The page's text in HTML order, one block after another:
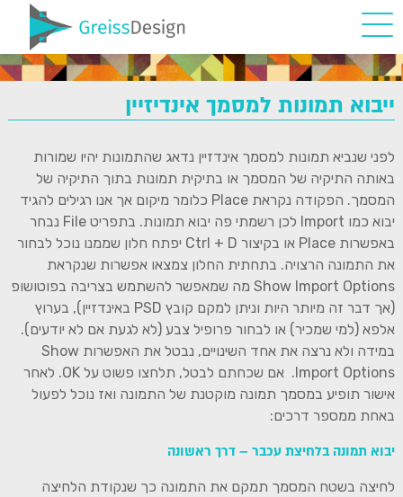
ייבוא תמונות למסמך אינדיזיין
לפני שנביא תמונות למסמך אינדזיין נדאג שהתמונות יהיו שמורות
באותה התיקיה של המסמך או בתיקית תמונות בתוך התיקיה של
המסמך. הפקודה נקראת Place כלומר מיקום אך אנו רגילים להגיד
יבוא כמו Import לכן רשמתי פה יבוא תמונות. בתפריט File נבחר
באפשרות Place או בקיצור Ctrl + D יפתח חלון שממנו נוכל לבחור
את התמונה הרצויה. בתחתית החלון צמצאו אפשרות שנקראת
Show Import Options מה שמאפשר להשתמש בצריבה בפוטושופ
(אך דבר זה מיותר היות וניתן למקם קובץ PSD באינדזיין), בערוץ
אלפא (למי שמכיר) או לבחור פרופיל צבע (לא לגעת אם לא יודעים).
במידה ולא נרצה את אחד השינויים, נבטל את האפשרות Show
Import Options. אם שכחתם לבטל, תלחצו פשוט על OK. לאחר
אישור תופיע במסמך תמונה מוקטנת של התמונה ואז נוכל לפעול
באחת ממספר דרכים:
יבוא תמונה בלחיצת עכבר – דרך ראשונה
לחיצה בשטח המסמך תמקם את התמונה כך שנקודת הלחיצה